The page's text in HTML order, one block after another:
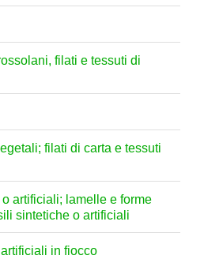
filati e tessuti di
filati di carta e tessuti
artificiali; lamelle e forme
sintetiche o artificiali
in fiocco